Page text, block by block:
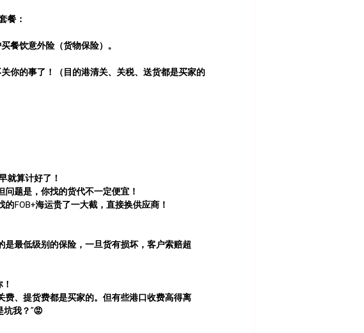
餐：
餐饮意外险（货物保险）。
你的事了！（目的港清关、关税、送货都是买家的
就算计好了！
题是，你找的货代不一定便宜！
FOB+海运贵了一大截，直接换供应商！
是最低级别的保险，一旦货有损坏，客户索赔超
费、提货费都是买家的。但有些港口收费高得离
坑我？”😡